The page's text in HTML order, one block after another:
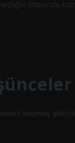
ortasında
kopmuş